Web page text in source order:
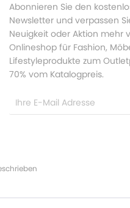
Abonnieren Sie den
Newsletter und verpassen
Neuigkeit oder Aktion mehr
Onlineshop für Fashion,
Lifestyleprodukte zum
70% vom Katalogpreis.